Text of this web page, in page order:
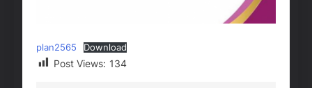
plan2565 Download
Post Views: 134